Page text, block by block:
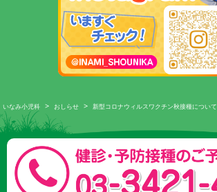
いなみ小児科 > おしらせ > 新型コロナウィルスワクチン秋接種について